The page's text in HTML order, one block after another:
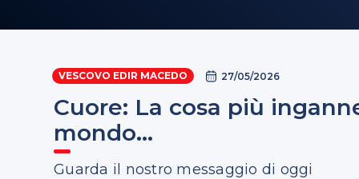
VESCOVO EDIR MACEDO 27/05/2026
Cuore: La cosa più
mondo...
Guarda il nostro messaggio di oggi